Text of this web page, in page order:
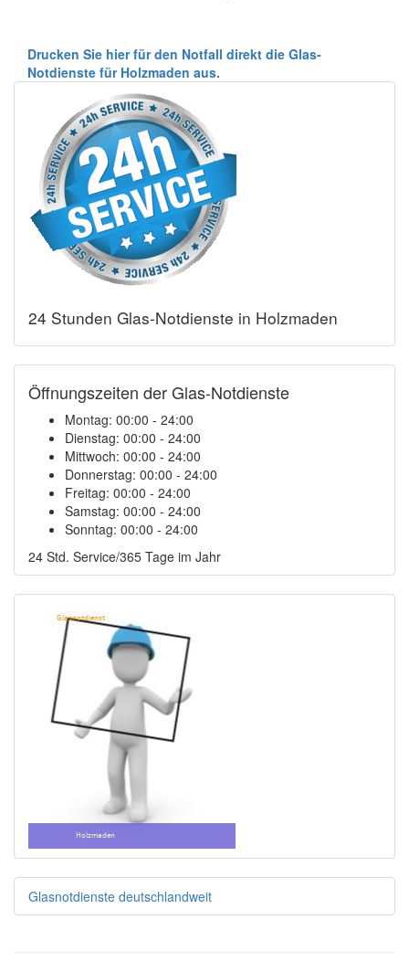
Drucken Sie hier für den Notfall direkt die Glas-
Notdienste für Holzmaden aus.
24 Stunden Glas-Notdienste in Holzmaden
Öffnungszeiten der Glas-Notdienste
Montag: 00:00 - 24:00
Dienstag: 00:00 - 24:00
Mittwoch: 00:00 - 24:00
Donnerstag: 00:00 - 24:00
Freitag: 00:00 - 24:00
Samstag: 00:00 - 24:00
Sonntag: 00:00 - 24:00
24 Std. Service/365 Tage im Jahr
Glasnotdienste deutschlandweit